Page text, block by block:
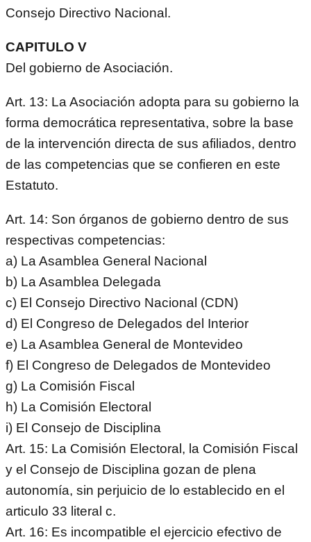
Consejo Directivo Nacional.
CAPITULO V
Del gobierno de Asociación.
Art. 13: La Asociación adopta para su gobierno la
forma democrática representativa, sobre la base
de la intervención directa de sus afiliados, dentro
de las competencias que se confieren en este
Estatuto.
Art. 14: Son órganos de gobierno dentro de sus
respectivas competencias:
a) La Asamblea General Nacional
b) La Asamblea Delegada
c) El Consejo Directivo Nacional (CDN)
d) El Congreso de Delegados del Interior
e) La Asamblea General de Montevideo
f) El Congreso de Delegados de Montevideo
g) La Comisión Fiscal
h) La Comisión Electoral
i) El Consejo de Disciplina
Art. 15: La Comisión Electoral, la Comisión Fiscal
y el Consejo de Disciplina gozan de plena
autonomía, sin perjuicio de lo establecido en el
articulo 33 literal c.
Art. 16: Es incompatible el ejercicio efectivo de